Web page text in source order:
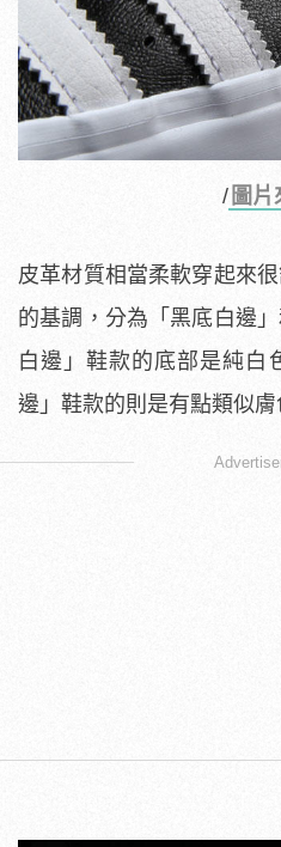
/ 圖片
皮革材質相當柔軟穿起來
的基調，分為「黑底白邊
白邊」鞋款的底部是純白
邊」鞋款的則是有點類似膚